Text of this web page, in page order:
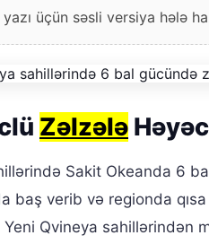
yazı üçün səsli versiya hələ
Zəlzələ
Sakit Okeanda 6
baş verib və regionda
Yeni Qvineya